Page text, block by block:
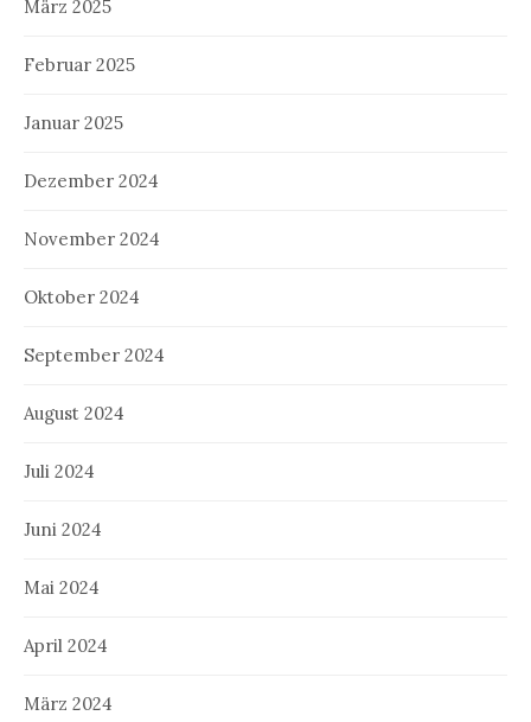
März 2025
Februar 2025
Januar 2025
Dezember 2024
November 2024
Oktober 2024
September 2024
August 2024
Juli 2024
Juni 2024
Mai 2024
April 2024
März 2024